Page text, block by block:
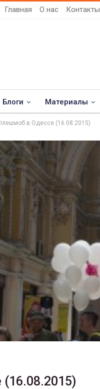
Главная О нас Контакты
Блоги Материалы
в Одессе (16.08.2015)
трансгендеры
Июл 27, 2017 0